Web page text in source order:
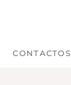
CONTACTOS